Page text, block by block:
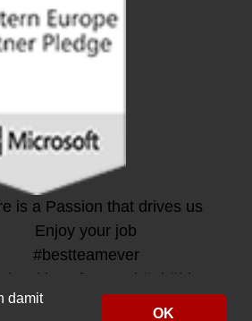
damit
OK
is a Passion that drives us
Enjoy your job
#bestteamever
with
from Schönbühl
with
from Sursee